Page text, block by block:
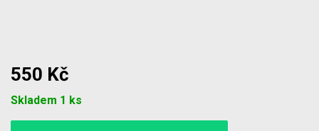
550 Kč
Skladem 1 ks